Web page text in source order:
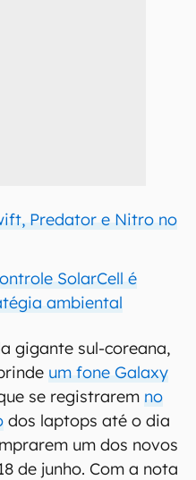
Predator e Nitro no
SolarCell é
ambiental
gigante sul-coreana,
um fone Galaxy
se registrarem no
dos laptops até o dia
um dos novos
de junho. Com a nota